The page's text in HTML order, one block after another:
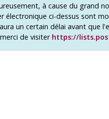
à cause du grand
électronique ci-dessus sont
un certain délai avant que
de visiter https://